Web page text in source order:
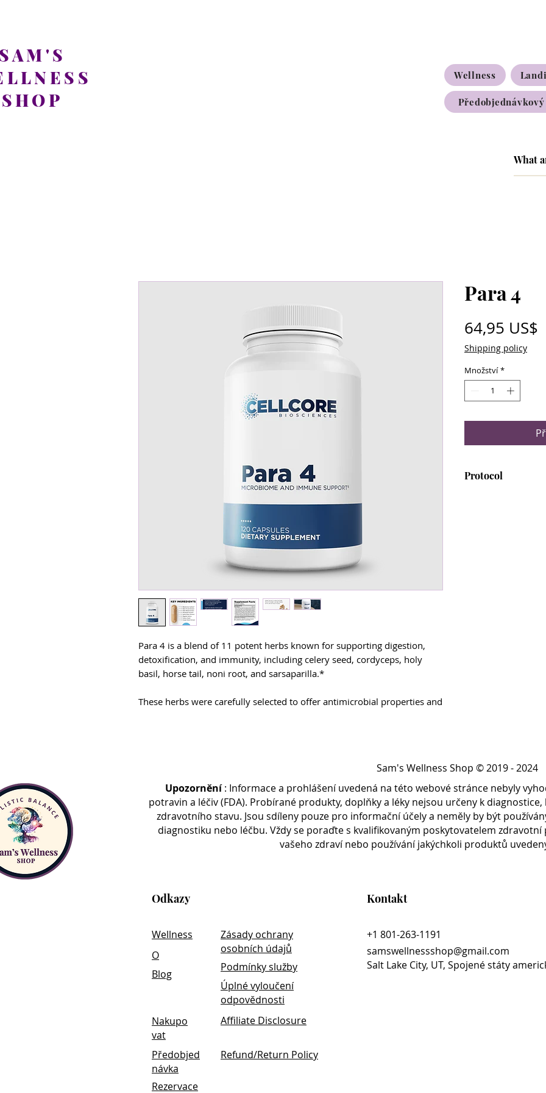
SHOP
Wellness
Para 4 is a blend of 11 potent herbs known for supporting digestion,
detoxification, and immunity, including celery seed, cordyceps, holy
basil, horse tail, noni root, and sarsaparilla.*
These herbs were carefully selected to offer antimicrobial properties and
walnut hulls, which is a common ingredient found in many immune-
boosting supplements.*
Formulated with BioActive Carbon®
BioActive Carbon® is a proprietary blend of fulvic acids that support
location in the body.
Para 4
64,95 US$
Shipping policy
Množství *
Protocol
Sam's Wellness Shop © 2019 - 2024
Upozornění: Informace a prohlášení uvedená na této webové stránce nebyly
potravin a léčiv (FDA). Probírané produkty, doplňky a léky nejsou určeny k
zdravotního stavu. Jsou sdíleny pouze pro informační účely a neměly by být
diagnostiku nebo léčbu. Vždy se poraďte s kvalifikovaným poskytovatelem
vašeho zdraví nebo používání jakýchkoli produktů
Odkazy
Wellness
O
Blog
Nakupo
vat
Předobjed
návka
Zásady ochrany
osobních údajů
Podmínky služby
Úplné vyloučení
odpovědnosti
Affiliate Disclosure
Refund/Return Policy
Kontakt
+1 801-263-1191
samswellnessshop@gmail.com
Salt Lake City, UT, Spojené státy
Rezervace